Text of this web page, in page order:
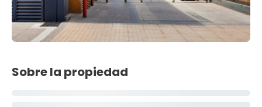
Sobre la propiedad